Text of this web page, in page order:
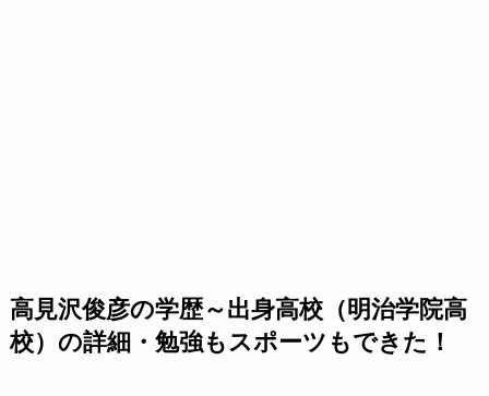
高見沢俊彦の学歴～出身高校（明治学院高
校）の詳細・勉強もスポーツもできた！